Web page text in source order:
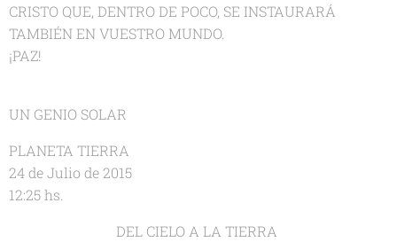
CRISTO QUE, DENTRO DE POCO, SE INSTAURARÁ
TAMBIÉN EN VUESTRO MUNDO.
¡PAZ!
UN GENIO SOLAR
PLANETA TIERRA
24 de Julio de 2015
12:25 hs.
DEL CIELO A LA TIERRA